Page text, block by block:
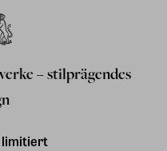
– stilprägendes
limitiert